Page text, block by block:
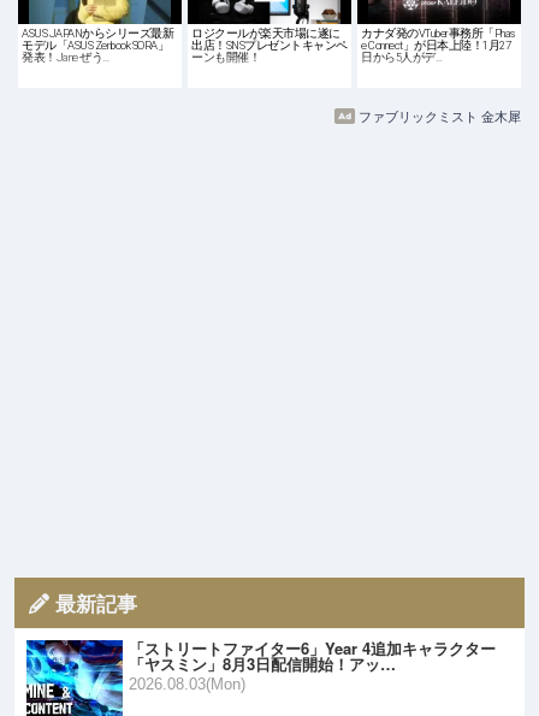
ASUS JAPANからシリーズ最新
モデル「ASUS Zenbook SORA」
発表！Jane ぜう…
ロジクールが楽天市場に遂に
出店！SNSプレゼントキャンペ
ーンも開催！
カナダ発のVTuber事務所「Phas
e Connect」が日本上陸！1月27
日から5人がデ…
ファブリックミスト 金木犀
最新記事
「ストリートファイター6」Year 4追加キャラクター
「ヤスミン」8月3日配信開始！アッ…
2026.08.03(Mon)